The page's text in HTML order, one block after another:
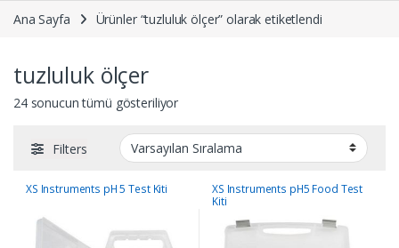
Ana Sayfa Ürünler “tuzluluk ölçer” olarak etiketlendi
tuzluluk ölçer
24 sonucun tümü gösteriliyor
Filters
XS Instruments pH 5 Test Kiti
XS Instruments pH5 Food Test
Kiti